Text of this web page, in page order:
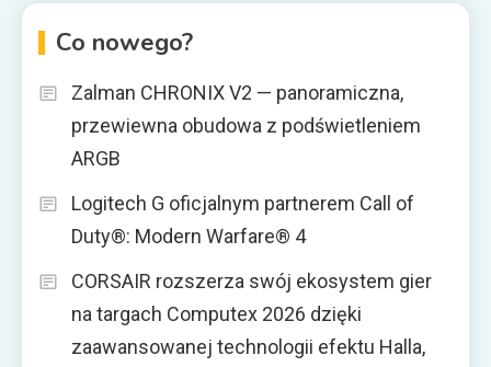
Co nowego?
Zalman CHRONIX V2 — panoramiczna,
przewiewna obudowa z podświetleniem
ARGB
Logitech G oficjalnym partnerem Call of
Duty®: Modern Warfare® 4
CORSAIR rozszerza swój ekosystem gier
na targach Computex 2026 dzięki
zaawansowanej technologii efektu Halla,